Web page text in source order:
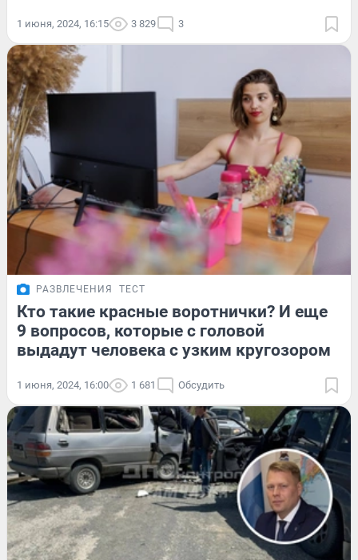
1 июня, 2024, 16:15 3 829 3
РАЗВЛЕЧЕНИЯ ТЕСТ
Кто такие красные воротнички? И еще
9 вопросов, которые с головой
выдадут человека с узким кругозором
1 июня, 2024, 16:00 1 681 Обсудить